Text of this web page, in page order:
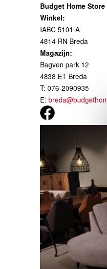
Budget Home
Winkel:
IABC 5101 A
4814 RN Breda
Magazijn:
Bagven park 12
4838 ET Breda
T: 076-2090935
E: